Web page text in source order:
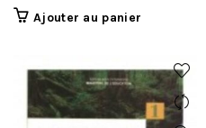
Ajouter au panier